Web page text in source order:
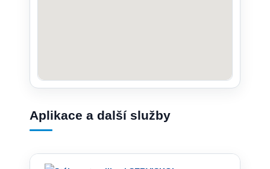
Aplikace a další služby